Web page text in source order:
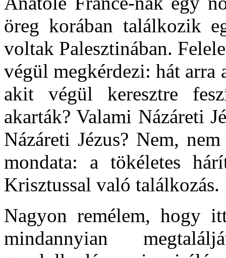
öreg korában találkozik
voltak Palesztinában.
végül megkérdezi: hát arra
akit végül keresztre
akarták? Valami Názáreti
Názáreti Jézus? Nem,
mondata: a tökéletes
Krisztussal való találkozás.
Nagyon remélem, hogy
mindannyian